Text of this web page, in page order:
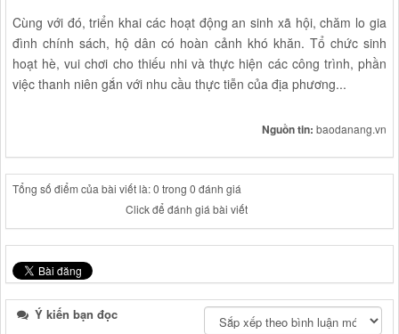
Cùng với đó, triển khai các hoạt động an sinh xã hội, chăm lo gia
đình chính sách, hộ dân có hoàn cảnh khó khăn. Tổ chức sinh
hoạt hè, vui chơi cho thiếu nhi và thực hiện các công trình, phần
việc thanh niên gắn với nhu cầu thực tiễn của địa phương...
Nguồn tin: baodanang.vn
Tổng số điểm của bài viết là: 0 trong 0 đánh giá
Click để đánh giá bài viết
Ý kiến bạn đọc